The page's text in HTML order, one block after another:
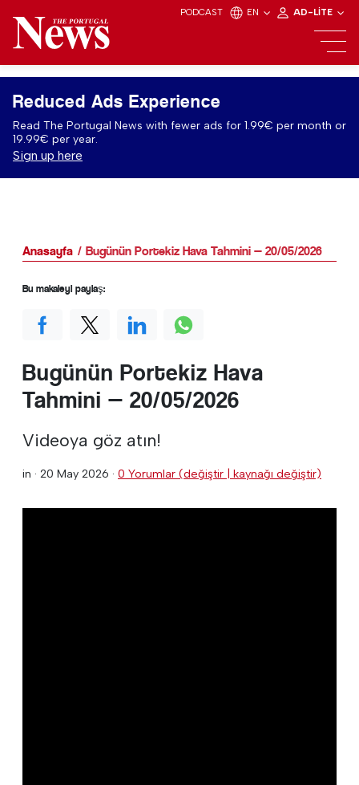
PODCAST EN AD-LITE
Reduced Ads Experience
Read The Portugal News with fewer ads for 1.99€ per month or
19.99€ per year.
Sign up here
Anasayfa Bugünün Portekiz Hava Tahmini — 20/05/2026
Bugünün Portekiz Hava
Tahmini — 20/05/2026
Videoya göz atın!
in · 20 May 2026 · 0 Yorumlar (değiştir | kaynağı değiştir)
Bu makaleyi paylaş: